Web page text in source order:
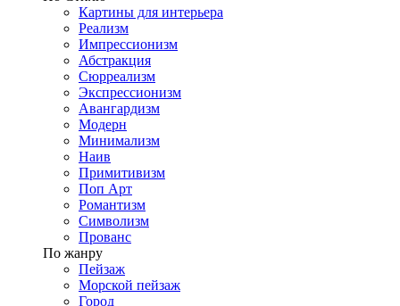
Картины для интерьера
Реализм
Импрессионизм
Абстракция
Сюрреализм
Экспрессионизм
Авангардизм
Модерн
Минимализм
Наив
Примитивизм
Поп Арт
Романтизм
Символизм
Прованс
По жанру
Пейзаж
Морской пейзаж
Город